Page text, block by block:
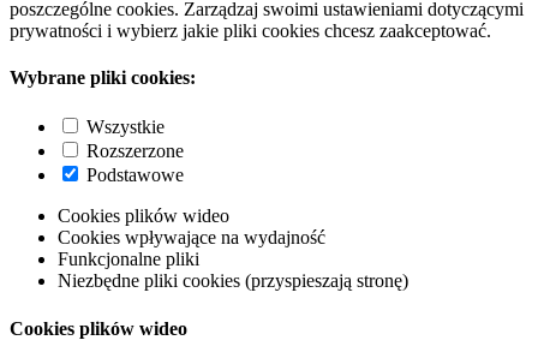
poszczególne cookies. Zarządzaj swoimi ustawieniami dotyczącymi
prywatności i wybierz jakie pliki cookies chcesz zaakceptować.
Wybrane pliki cookies:
Wszystkie
Rozszerzone
Podstawowe
Cookies plików wideo
Cookies wpływające na wydajność
Funkcjonalne pliki
Niezbędne pliki cookies (przyspieszają stronę)
Cookies plików wideo